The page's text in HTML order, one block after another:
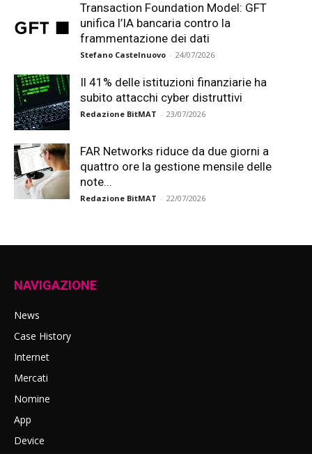
Transaction Foundation Model: GFT
unifica l’IA bancaria contro la
frammentazione dei dati
Stefano Castelnuovo - 24/07/2026
Il 41% delle istituzioni finanziarie ha
subito attacchi cyber distruttivi
Redazione BitMAT - 23/07/2026
FAR Networks riduce da due giorni a
quattro ore la gestione mensile delle
note...
Redazione BitMAT - 22/07/2026
NAVIGAZIONE
News
Case History
Internet
Mercati
Nomine
App
Device